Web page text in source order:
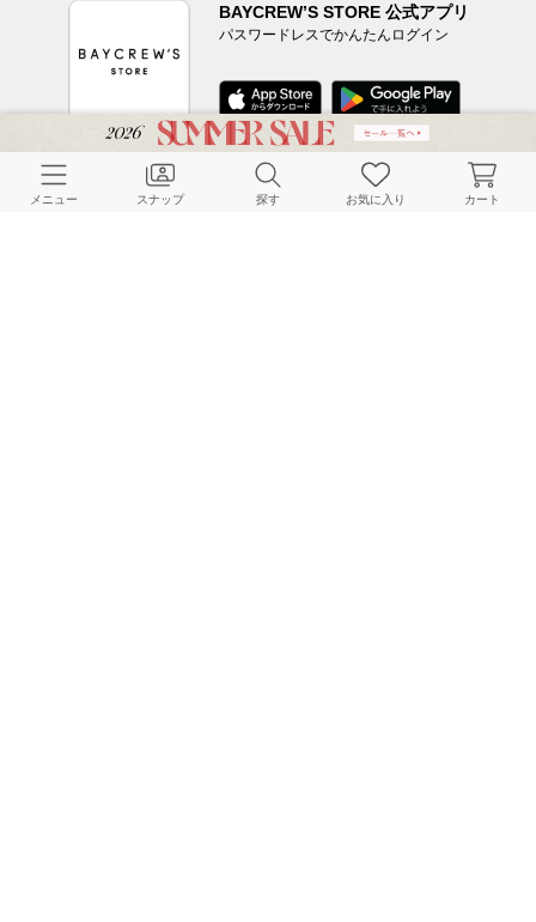
BAYCREW’S STORE 公式アプリ
パスワードレスでかんたんログイン
CUSTOMER SERVICE
メニュー スナップ 探す お気に入り カート